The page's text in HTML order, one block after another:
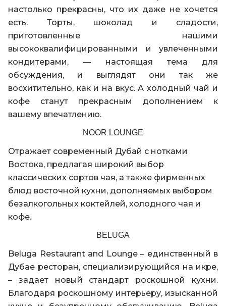
настолько прекрасны, что их даже не хочется
есть. Торты, шоколад и сладости,
приготовленные нашими
высококвалифицированными и увлеченными
кондитерами, — настоящая тема для
обсуждения, и выглядят они так же
восхитительно, как и на вкус. А холодный чай и
кофе станут прекрасным дополнением к
вашему впечатлению.
NOOR LOUNGE
Отражает современный Дубай с нотками
Востока, предлагая широкий выбор
классических сортов чая, а также фирменных
блюд восточной кухни, дополняемых выбором
безалкогольных коктейлей, холодного чая и
кофе.
BELUGA
Beluga Restaurant and Lounge – единственный в
Дубае ресторан, специализирующийся на икре,
– задает новый стандарт роскошной кухни.
Благодаря роскошному интерьеру, изысканной